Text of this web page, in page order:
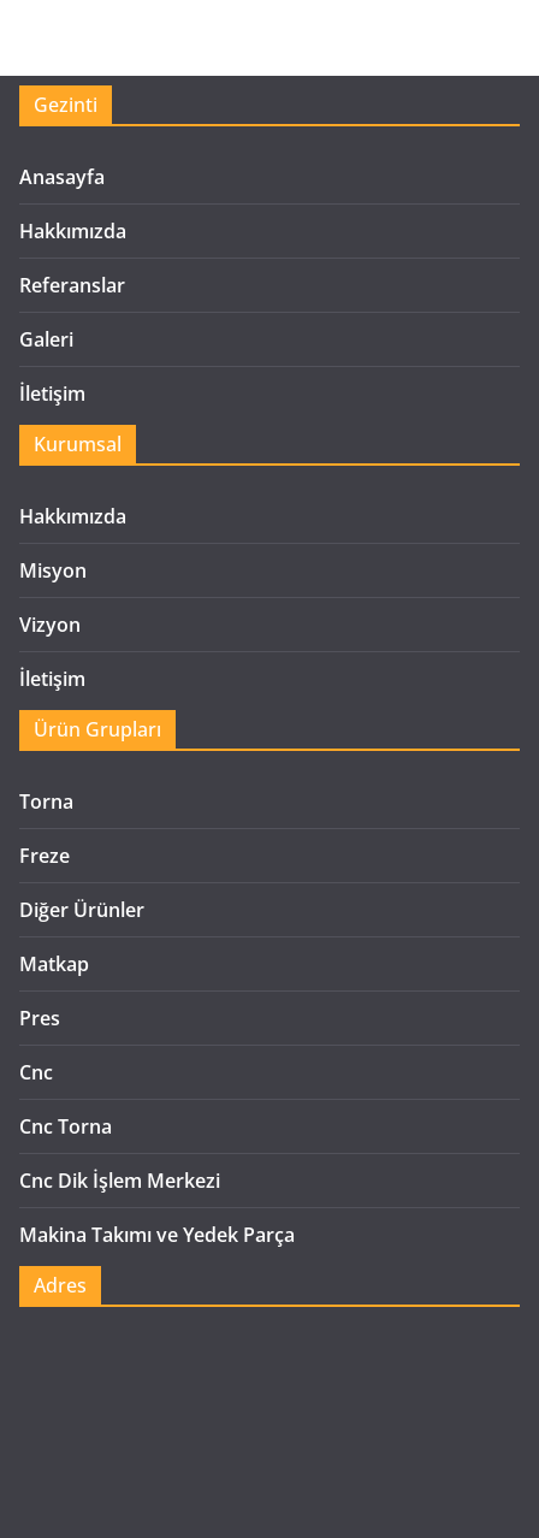
Gezinti
Anasayfa
Hakkımızda
Referanslar
Galeri
İletişim
Kurumsal
Hakkımızda
Misyon
Vizyon
İletişim
Ürün Grupları
Torna
Freze
Diğer Ürünler
Matkap
Pres
Cnc
Cnc Torna
Cnc Dik İşlem Merkezi
Makina Takımı ve Yedek Parça
Adres